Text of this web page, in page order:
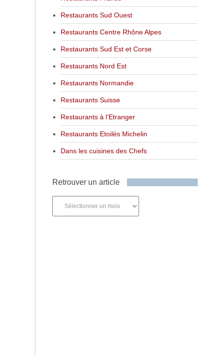
Restaurants Sud Ouest
Restaurants Centre Rhône Alpes
Restaurants Sud Est et Corse
Restaurants Nord Est
Restaurants Normandie
Restaurants Suisse
Restaurants à l’Etranger
Restaurants Etoilés Michelin
Dans les cuisines des Chefs
Retrouver un article